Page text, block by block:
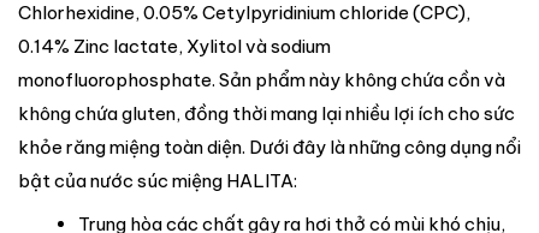
Chlorhexidine, 0.05% Cetylpyridinium chloride (CPC),
0.14% Zinc lactate, Xylitol và sodium
monofluorophosphate. Sản phẩm này không chứa cồn và
không chứa gluten, đồng thời mang lại nhiều lợi ích cho sức
khỏe răng miệng toàn diện. Dưới đây là những công dụng nổi
bật của nước súc miệng HALITA:
Trung hòa các chất gây ra hơi thở có mùi khó chịu,